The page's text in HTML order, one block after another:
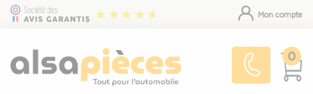
Mon compte
0